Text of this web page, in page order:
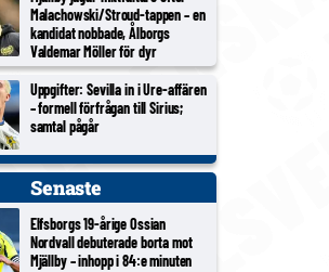
Malachowski/Stroud-tappen – en
kandidat nobbade, Ålborgs
Valdemar Möller för dyr
Uppgifter: Sevilla in i Ure-affären
– formell förfrågan till Sirius;
samtal pågår
Senaste
Elfsborgs 19-årige Ossian
Nordvall debuterade borta mot
Mjällby – inhopp i 84:e minuten